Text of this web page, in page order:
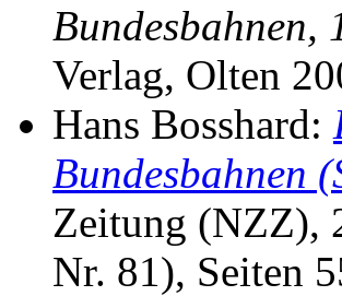
Bundesbahnen,
Verlag, Olten
Hans Bosshard:
Bundesbahnen
Zeitung (NZZ),
Nr. 81), Seiten